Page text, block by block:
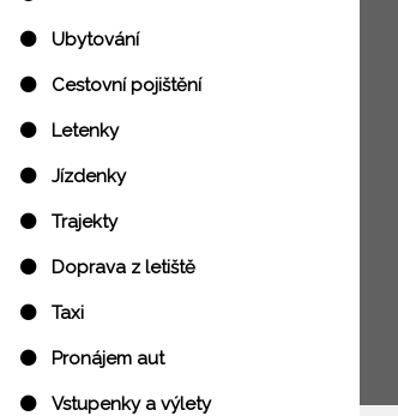
⚫ Ubytování
⚫ Cestovní pojištění
⚫ Letenky
⚫ Jízdenky
⚫ Trajekty
⚫ Doprava z letiště
⚫ Taxi
⚫ Pronájem aut
⚫ Vstupenky a výlety